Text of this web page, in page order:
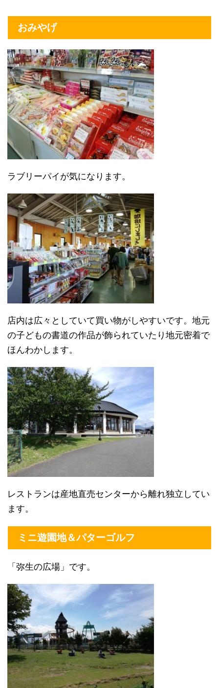
おみやげ
ラブリーパイが気になります。
店内は広々としていて買い物がしやすいです。地元
の子どもの書道の作品が飾られていたり地元密着で
ほんわかします。
レストランは産地直売センターから離れ独立してい
ます。
ミニ遊園地＆パターゴルフ
「弥生の広場」です。